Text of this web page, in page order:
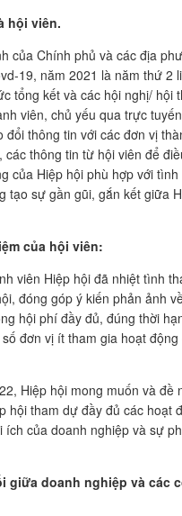
hội viên.
của Chính phủ và các địa
19, năm 2021 là năm thứ 2
tổng kết và các hội nghị/ hội
viên, chủ yếu qua trực
đổi thông tin với các đơn vị
các thông tin từ hội viên để
của Hiệp hội phù hợp với tình
tạo sự gần gũi, gắn kết giữa
của hội viên:
viên Hiệp hội đã nhiệt tình
đóng góp ý kiến phản ảnh
hội phí đầy đủ, đúng thời
đơn vị ít tham gia hoạt động
hội mong muốn và đề
hội tham dự đầy đủ các hoạt
của doanh nghiệp và sự
giữa doanh nghiệp và các